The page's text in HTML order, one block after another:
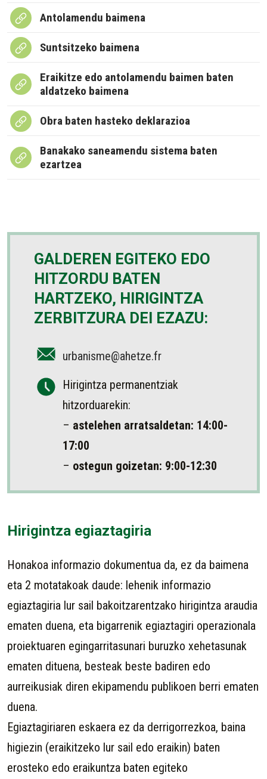
Antolamendu baimena
Suntsitzeko baimena
Eraikitze edo antolamendu baimen baten
aldatzeko baimena
Obra baten hasteko deklarazioa
Banakako saneamendu sistema baten
ezartzea
GALDEREN EGITEKO EDO
HITZORDU BATEN
HARTZEKO, HIRIGINTZA
ZERBITZURA DEI EZAZU:
urbanisme@ahetze.fr
Hirigintza permanentziak
hitzorduarekin:
– astelehen arratsaldetan: 14:00-
17:00
– ostegun goizetan: 9:00-12:30
Hirigintza egiaztagiria
Honakoa informazio dokumentua da, ez da baimena
eta 2 motatakoak daude: lehenik informazio
egiaztagiria lur sail bakoitzarentzako hirigintza araudia
ematen duena, eta bigarrenik egiaztagiri operazionala
proiektuaren egingarritasunari buruzko xehetasunak
ematen dituena, besteak beste badiren edo
aurreikusiak diren ekipamendu publikoen berri ematen
duena.
Egiaztagiriaren eskaera ez da derrigorrezkoa, baina
higiezin (eraikitzeko lur sail edo eraikin) baten
erosteko edo eraikuntza baten egiteko